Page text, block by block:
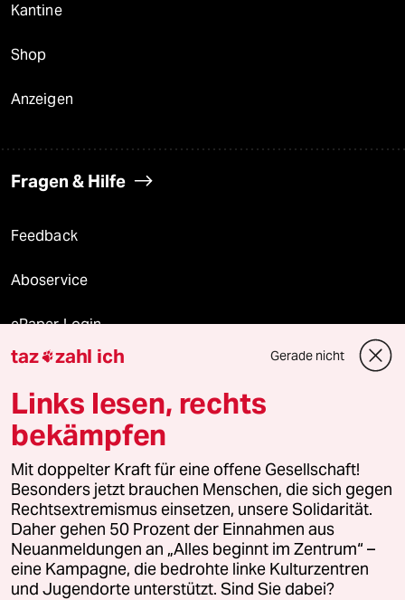
Kantine
Shop
Anzeigen
Fragen & Hilfe
Feedback
Aboservice
ePaper Login
Downloads für Abonnierende
© 2026 taz Verlags und Vertriebs GmbH
Alle Rechte vorbehalten. Bei rechtlichen Fragen oder für Genehmigungen
wenden Sie sich bitte an
lizenzen@taz.de
Feedback Redaktionsstatut Kommune-Richtlinien
Leitlinie Informant Datenschutz Impressum AGB
taz zahl ich Gerade nicht
Links lesen, rechts
bekämpfen
Mit doppelter Kraft für eine offene Gesellschaft!
Besonders jetzt brauchen Menschen, die sich gegen
Rechtsextremismus einsetzen, unsere Solidarität.
Daher gehen 50 Prozent der Einnahmen aus
Neuanmeldungen an „Alles beginnt im Zentrum“ –
eine Kampagne, die bedrohte linke Kulturzentren
und Jugendorte unterstützt. Sind Sie dabei?